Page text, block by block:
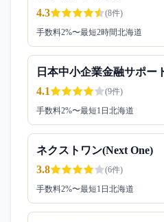
4.3
(8件)
手数料2%〜最短2時間北海道
日本中小企業金融サポー
4.1
(9件)
手数料2%〜最短1日 北海道
ネクストワン(Next One)
3.8
(6件)
手数料2%〜最短1日 北海道